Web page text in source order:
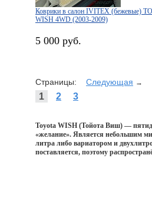
Коврики в салон IVITEX (бежевые)
WISH 4WD (2003-2009)
5 000 руб.
Страницы: Следующая →
1 2 3
Toyota WISH (Тойота Виш) —
«желание». Является небольшим
литра либо вариатором и
поставляется, поэтому